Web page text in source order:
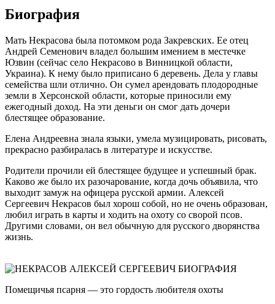
Биография
Мать Некрасова была потомком рода Закревских. Ее отец
Андрей Семенович владел большим имением в местечке
Юзвин (сейчас село Некрасово в Винницкой области,
Украина). К нему было приписано 6 деревень. Дела у главы
семейства шли отлично. Он сумел арендовать плодородные
земли в Херсонской области, которые приносили ему
ежегодный доход. На эти деньги он смог дать дочери
блестящее образование.
Елена Андреевна знала языки, умела музицировать, рисовать,
прекрасно разбиралась в литературе и искусстве.
Родители прочили ей блестящее будущее и успешный брак.
Каково же было их разочарование, когда дочь объявила, что
выходит замуж на офицера русской армии. Алексей
Сергеевич Некрасов был хорош собой, но не очень образован,
любил играть в карты и ходить на охоту со сворой псов.
Другими словами, он вел обычную для русского дворянства
жизнь.
Помещичья псарня — это гордость любителя охоты